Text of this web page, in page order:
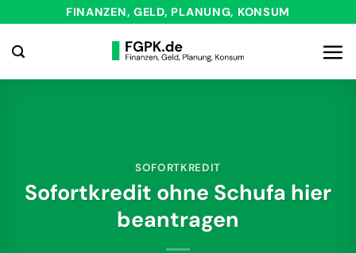
springen
FINANZEN, GELD, PLANUNG, KONSUM
SOFORTKREDIT
Sofortkredit ohne Schufa hier
beantragen